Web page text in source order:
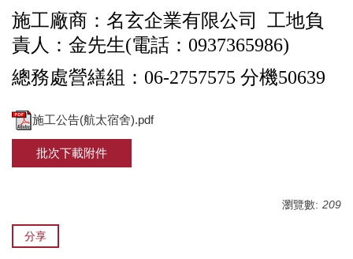
施工廠商：名玄企業有限公司 工地負
責人：金先生(電話： 0937365986)
總務處營繕組： 06-2757575 分機50639
施工公告(航太宿舍).pdf
批次下載附件
瀏覽數: 209
分享